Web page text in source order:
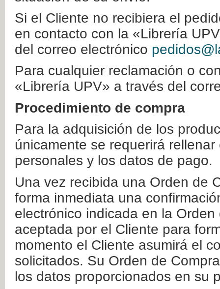
Si el Cliente no recibiera el
en contacto con la «Librería
del correo electrónico
Para cualquier reclamación o
«Librería UPV» a través del
Procedimiento de compra
Para la adquisición de los
únicamente se requerirá
personales y los datos de pago.
Una vez recibida una Orden de
forma inmediata una
electrónico indicada en la
aceptada por el Cliente para
momento el Cliente asumirá el
solicitados. Su Orden de
los datos proporcionados en su